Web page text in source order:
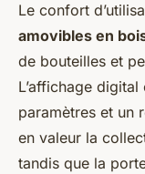
Le confort
amovibles en
de bouteilles et
L’affichage
paramètres et un
en valeur la
tandis que la